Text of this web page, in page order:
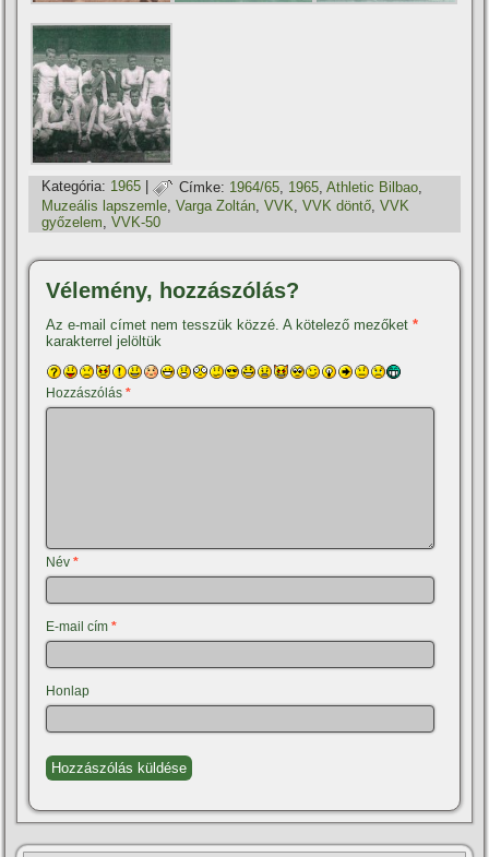
Kategória: 1965 | Címke: 1964/65 1965 ,Athletic Bilbao
Muzeális lapszemle,Varga Zoltán,VVK,VVK döntő,VVK
győzelem,VVK-50
Vélemény, hozzászólás?
Az e-mail címet nem tesszük közzé. A kötelező mezőket*
karakterrel jelöltük
Hozzászólás*
Név*
E-mail cím*
Honlap